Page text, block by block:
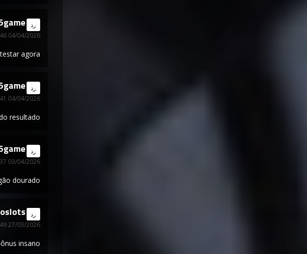
says:
04/04/2026 at 11:46
رد
agora?
says:
04/04/2026 at 02:41
رد
resultado?
says:
03/04/2026 at 22:37
رد
dourado?
says:
27/03/2026 at 06:49
رد
insano!